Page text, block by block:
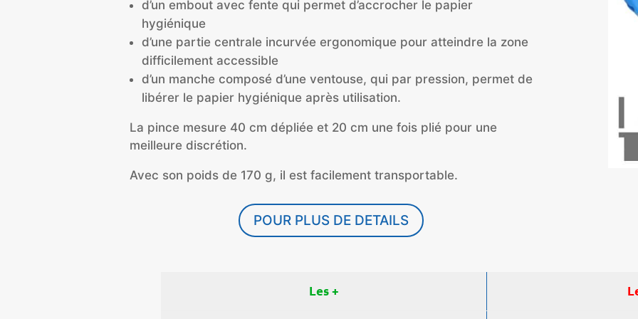
d’un embout avec fente qui permet d’accrocher le papier
hygiénique
d’une partie centrale incurvée ergonomique pour atteindre la zone
difficilement accessible
d’un manche composé d’une ventouse, qui par pression, permet de
libérer le papier hygiénique après utilisation.
La pince mesure 40 cm dépliée et 20 cm une fois plié pour une
meilleure discrétion.
Avec son poids de 170 g, il est facilement transportable.
POUR PLUS DE DETAILS
Les +